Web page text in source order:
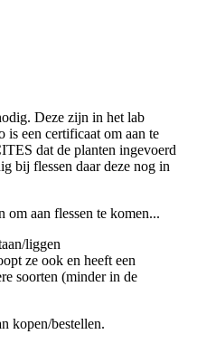
Deze zijn in het lab
is een certificaat om aan te
dat de planten ingevoerd
bij flessen daar deze nog in
om aan flessen te komen...
liggen
ze ook en heeft een
soorten (minder in de
kopen/bestellen.